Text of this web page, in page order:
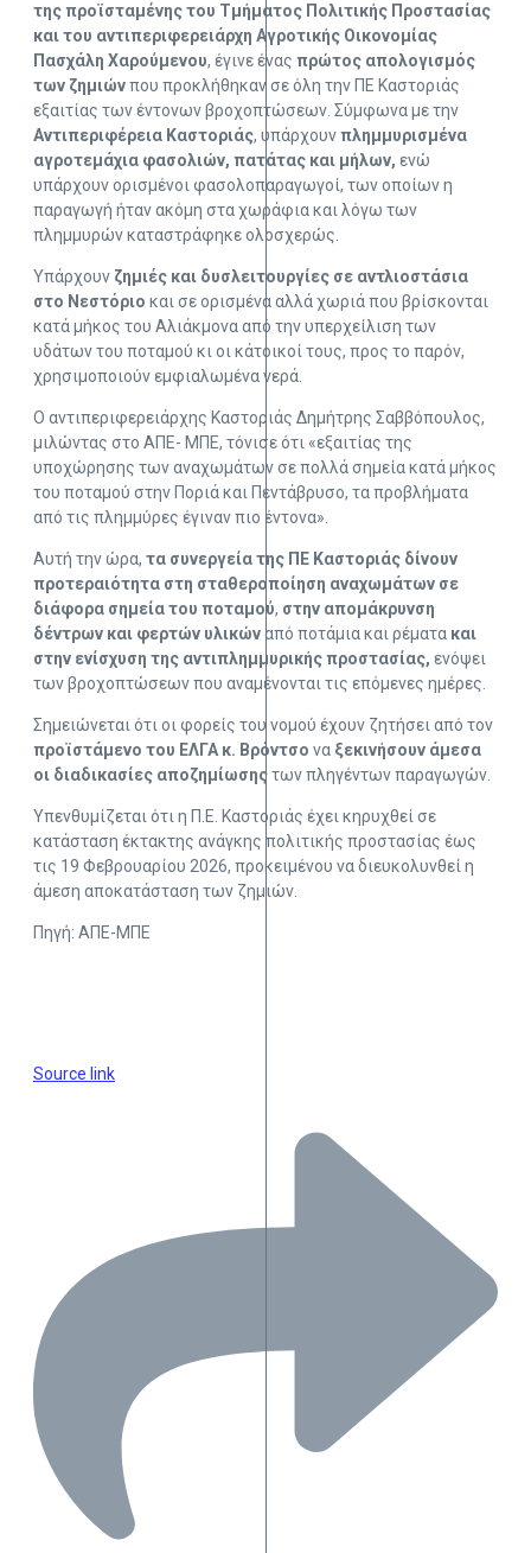
της προϊσταμένης του Τμήματος Πολιτικής Προστασίας
και του αντιπεριφερειάρχη Αγροτικής Οικονομίας
Πασχάλη Χαρούμενου, έγινε ένας πρώτος απολογισμός
των ζημιώνπου προκλήθηκαν σε όλη την ΠΕ Καστοριάς
εξαιτίας των έντονων βροχοπτώσεων. Σύμφωνα με την
Αντιπεριφέρεια Καστοριάς, υπάρχουνπλημμυρισμένα
αγροτεμάχια φασολιών, πατάτας και μήλων, ενώ
υπάρχουν ορισμένοι φασολοπαραγωγοί, των οποίων η
παραγωγή ήταν ακόμη στα χωράφια και λόγω των
πλημμυρών καταστράφηκε ολοσχερώς.
Υπάρχουν ζημιές και δυσλειτουργίες σε αντλιοστάσια
στο Νεστόριο και σε ορισμένα αλλά χωριά που βρίσκονται
κατά μήκος του Αλιάκμονα από την υπερχείλιση των
υδάτων του ποταμού κι οι κάτοικοί τους, προς το παρόν,
χρησιμοποιούν εμφιαλωμένα νερά.
Ο αντιπεριφερειάρχης Καστοριάς Δημήτρης Σαββόπουλος,
μιλώντας στο ΑΠΕ- ΜΠΕ, τόνισε ότι «εξαιτίας της
υποχώρησης των αναχωμάτων σε πολλά σημεία κατά μήκος
του ποταμού στην Ποριά και Πεντάβρυσο, τα προβλήματα
από τις πλημμύρες έγιναν πιο έντονα».
Αυτή την ώρα, τα συνεργεία της ΠΕ Καστοριάς δίνουν
προτεραιότητα στη σταθεροποίηση αναχωμάτων σε
διάφορα σημεία του ποταμού, στην απομάκρυνση
δέντρων και φερτών υλικώναπό ποτάμια και ρέματα και
στην ενίσχυση της αντιπλημμυρικής προστασίας, ενόψει
των βροχοπτώσεων που αναμένονται τις επόμενες ημέρες.
Σημειώνεται ότι οι φορείς του νομού έχουν ζητήσει από τον
προϊστάμενο του ΕΛΓΑ κ. Βρόντσο να ξεκινήσουν άμεσα
οι διαδικασίες αποζημίωσηςτων πληγέντων παραγωγών.
Υπενθυμίζεται ότι η Π.Ε. Καστοριάς έχει κηρυχθεί σε
κατάσταση έκτακτης ανάγκης πολιτικής προστασίας έως
τις 19 Φεβρουαρίου 2026, προκειμένου να διευκολυνθεί η
άμεση αποκατάσταση των ζημιών.
Πηγή: ΑΠΕ-ΜΠΕ
Source link